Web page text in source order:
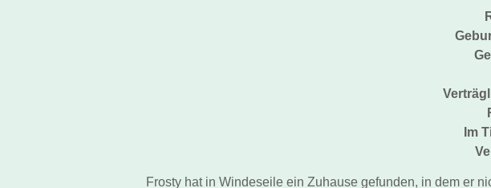
Im
Frosty hat in Windeseile ein Zuhause gefunden, in dem er